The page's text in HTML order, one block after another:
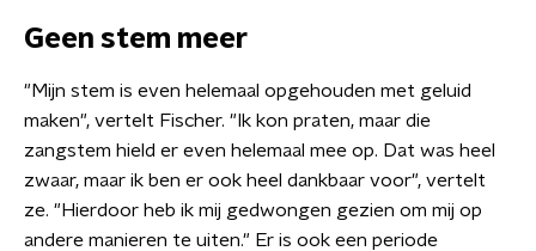
Geen stem meer
"Mijn stem is even helemaal opgehouden met geluid
maken", vertelt Fischer. "Ik kon praten, maar die
zangstem hield er even helemaal mee op. Dat was heel
zwaar, maar ik ben er ook heel dankbaar voor", vertelt
ze. "Hierdoor heb ik mij gedwongen gezien om mij op
andere manieren te uiten." Er is ook een periode